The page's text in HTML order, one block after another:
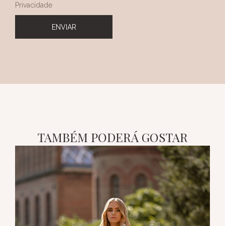
Privacidade
ENVIAR
TAMBÉM PODERÁ GOSTAR